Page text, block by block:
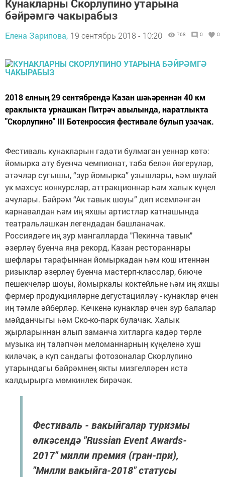
Кунакларны Скорлупино утарына
бәйрәмгә чакырабыз
Елена Зарипова, 19 сентябрь 2018 - 10:20 768 0 0
2018 елның 29 сентябрендә Казан шәһәреннән 40 км
ераклыкта урнашкан Питрәч авылында, наратлыкта
"Скорлупино" III Бөтенроссия фестивале булып узачак.
Фестиваль кунакларын гадәти булмаган уеннар көтә:
йомырка ату буенча чемпионат, таба белән йөгерүләр,
әтәчләр сугышы, “зур йомырка” узышлары, һәм шулай
ук махсус конкурслар, аттракционнар һәм халык күңел
ачулары. Бәйрәм “Ак тавык шоуы” дип исемләнгән
карнавалдан һәм иң яхшы артистлар катнашында
театральләшкән легендадан башланачак.
Россиядәге иң зур мангалларда "Пекинча тавык"
әзерләү буенча яңа рекорд, Казан рестораннары
шефлары тарафыннан йомыркадан һәм кош итеннән
ризыклар әзерләү буенча мастерп-класслар, биюче
пешекчеләр шоуы, йомыркалы коктейльне һәм иң яхшы
фермер продукцияләрне дегустацияләү - кунаклар өчен
иң тәмле әйберләр. Кечкенә кунаклар өчен зур балалар
мәйданчыгы һәм Ско-ко-парк булачак. Халык
җырларыннан алып заманча хитларга кадәр төрле
музыка иң таләпчән меломаннарның күңеленә хуш
киләчәк, ә күп сандагы фотозоналар Скорлупино
утарындагы бәйрәмнең якты мизгелләрен истә
калдырырга мөмкинлек бирәчәк.
Фестиваль - вакыйгалар туризмы
өлкәсендә "Russian Еvent Аwards-
2017" милли премия (гран-при),
"Милли вакыйга-2018" статусы